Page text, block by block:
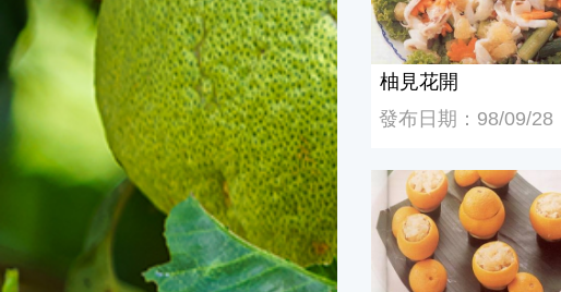
柚見花開
發布日期：98/09/28
柚吉柚利